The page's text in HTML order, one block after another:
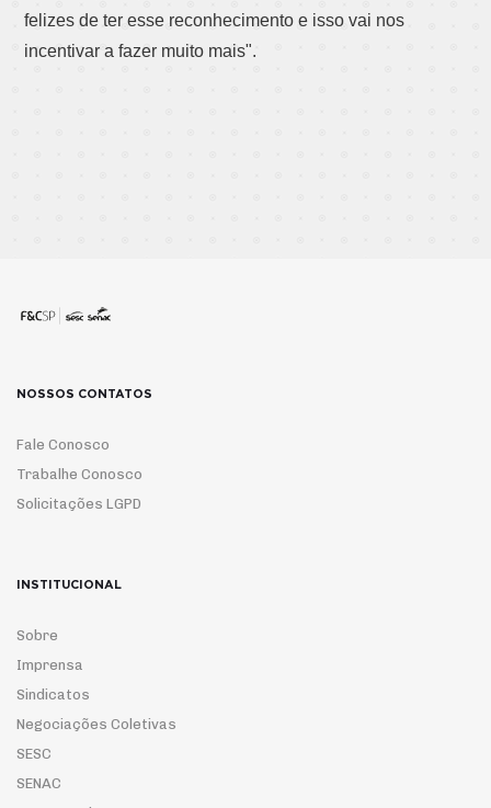
felizes de ter esse reconhecimento e isso vai nos
incentivar a fazer muito mais".
NOSSOS CONTATOS
Fale Conosco
Trabalhe Conosco
Solicitações LGPD
INSTITUCIONAL
Sobre
Imprensa
Sindicatos
Negociações Coletivas
SESC
SENAC